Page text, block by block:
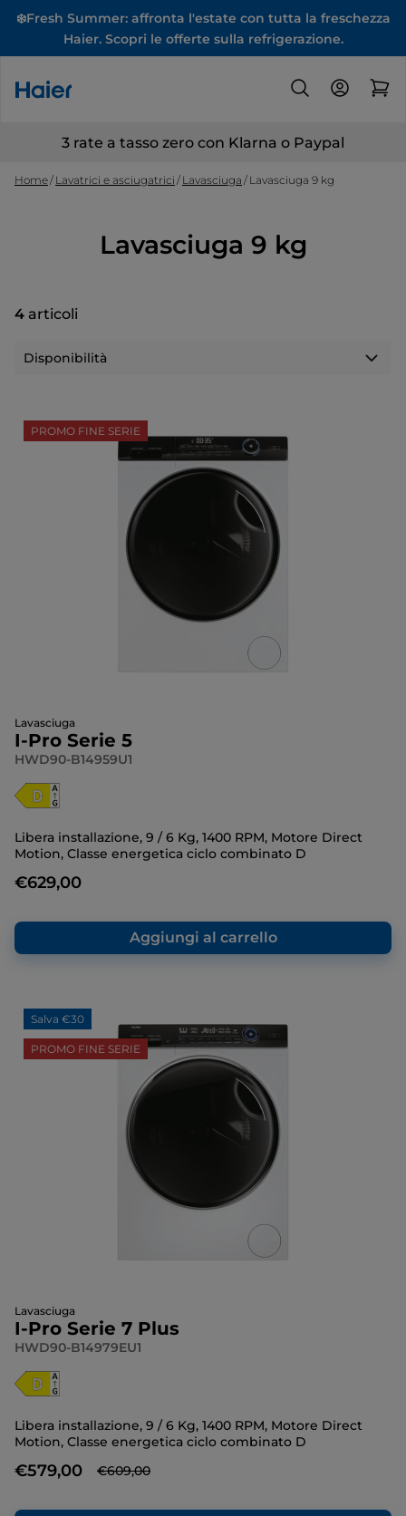
❄️Fresh Summer: affronta l'estate con tutta la freschezza
Haier. Scopri le offerte sulla refrigerazione.
3 rate a tasso zero con Klarna o Paypal
Home Lavatrici e asciugatrici Lavasciuga Lavasciuga 9 kg
Lavasciuga 9 kg
4 articoli
PROMO FINE SERIE
Lavasciuga
I-Pro Serie 5
HWD90-B14959U1
Libera installazione, 9 / 6 Kg, 1400 RPM, Motore Direct
Motion, Classe energetica ciclo combinato D
€629,00
Aggiungi al carrello
Salva €30
PROMO FINE SERIE
Lavasciuga
I-Pro Serie 7 Plus
HWD90-B14979EU1
Libera installazione, 9 / 6 Kg, 1400 RPM, Motore Direct
Motion, Classe energetica ciclo combinato D
€579,00 €609,00